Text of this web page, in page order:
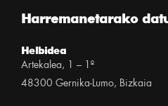
Harremanetarako
Helbidea
Artekalea, 1 – 1º
48300 Gernika-Lumo, Bizkaia